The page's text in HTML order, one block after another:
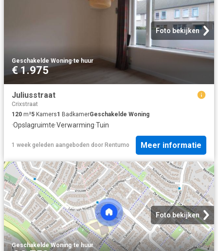
Foto bekijken
Geschakelde Woning·te huur
€ 1.975
Juliusstraat
Crixstraat
120 m²5 Kamers1 BadkamerGeschakelde Woning
·Opslagruimte·Verwarming·Tuin
1 week geleden aangeboden door Rentumo Meer informatie
Foto bekijken
Geschakelde Woning·te huur